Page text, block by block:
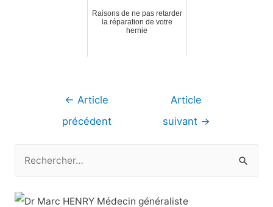
Raisons de ne pas retarder
la réparation de votre
hernie
Navigation
← Article
précédent
Article
suivant →
c